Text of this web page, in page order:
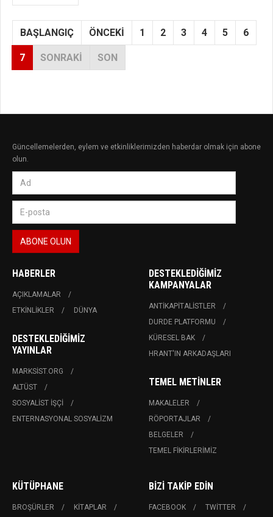
BAŞLANGIÇ ÖNCEKI 1 2 3 4 5 6
7 SONRAKI SON
Güncellemelerden, eylem ve etkinliklerimizden haberdar olmak için abone
olun.
HABERLER
AÇIKLAMALAR
ETKINLIKLER
DÜNYA
DESTEKLEDIĞIMIZ
YAYINLAR
MARKSIST.ORG
ALTÜST
SOSYALIST İŞÇI
ENTERNASYONAL SOSYALIZM
DESTEKLEDIĞIMIZ
KAMPANYALAR
ANTIKAPITALISTLER
DURDE PLATFORMU
KÜRESEL BAK
HRANT'IN ARKADAŞLARI
TEMEL METINLER
MAKALELER
RÖPORTAJLAR
BELGELER
TEMEL FIKIRLERIMIZ
KÜTÜPHANE
BROŞÜRLER KITAPLAR
BIZI TAKIP EDIN
FACEBOOK TWITTER